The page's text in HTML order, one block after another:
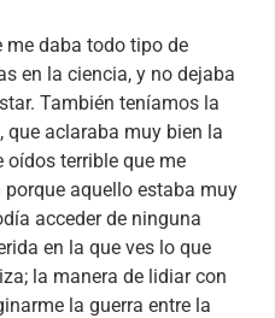
daba todo tipo de
en la ciencia, y no dejaba
También teníamos la
que aclaraba muy bien la
oídos terrible que me
aquello estaba muy
acceder de ninguna
en la que ves lo que
la manera de lidiar con
la guerra entre la